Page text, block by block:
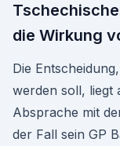
die Wirkung
Die
werden soll, liegt
Absprache mit
der Fall sein GP